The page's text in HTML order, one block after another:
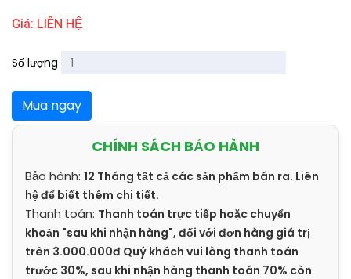
Giá: LIÊN HỆ
Số lượng
Mua ngay
CHÍNH SÁCH BẢO HÀNH
Bảo hành: 12 Tháng tất cả các sản phẩm bán ra. Liên
hệ để biết thêm chi tiết.
Thanh toán: Thanh toán trực tiếp hoặc chuyển
khoản "sau khi nhận hàng", đối với đơn hàng giá trị
trên 3.000.000đ Quý khách vui lòng thanh toán
trước 30%, sau khi nhận hàng thanh toán 70% còn